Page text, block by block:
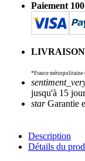
Paiement
*France métropolitaine
jusqu'à 15
starGarantie
Description
Détails du